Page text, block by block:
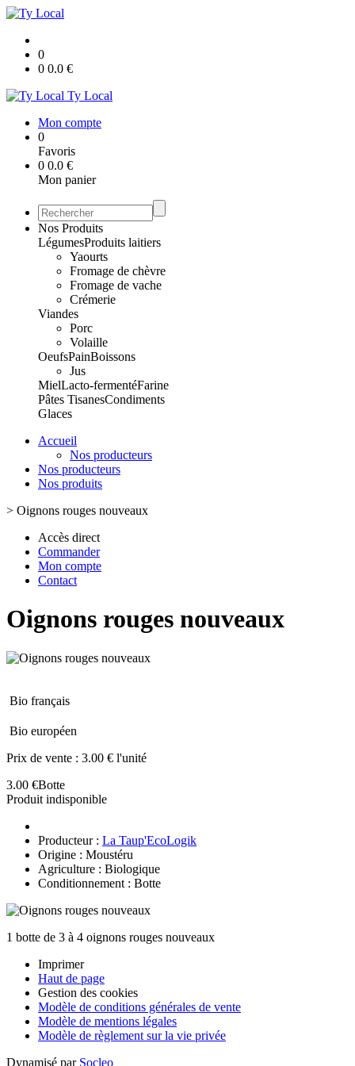
0
0 0.0 €
Ty Local
Mon compte
0
Favoris
0 0.0 €
Mon panier
Nos Produits
LégumesProduits laitiers
Yaourts
Fromage de chèvre
Fromage de vache
Crémerie
Viandes
Porc
Volaille
OeufsPainBoissons
Jus
MielLacto-fermentéFarine
Pâtes TisanesCondiments
Glaces
Accueil
Nos producteurs
Nos producteurs
Nos produits
> Oignons rouges nouveaux
Accès direct
Commander
Mon compte
Contact
Oignons rouges nouveaux
Bio français
Bio européen
Prix de vente : 3.00 € l'unité
3.00 €Botte
Produit indisponible
Producteur : La Taup'EcoLogik
Origine : Moustéru
Agriculture : Biologique
Conditionnement : Botte
1 botte de 3 à 4 oignons rouges nouveaux
Imprimer
Haut de page
Gestion des cookies
Modèle de conditions générales de vente
Modèle de mentions légales
Modèle de règlement sur la vie privée
Dynamisé par Socleo